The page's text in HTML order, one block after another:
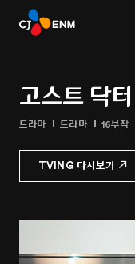
고스트 닥터
드라마 드라마 16부작
TVING 다시보기